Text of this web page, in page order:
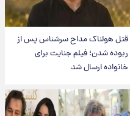
قتل هولناک مداح سرشناس پس از
ربوده شدن؛ فیلم جنایت برای
خانواده ارسال شد